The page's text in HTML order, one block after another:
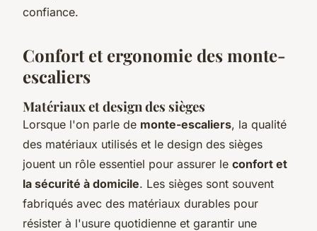
confiance.
Confort et ergonomie des monte-
escaliers
Matériaux et design des sièges
Lorsque l'on parle de monte-escaliers, la qualité
des matériaux utilisés et le design des sièges
jouent un rôle essentiel pour assurer le confort et
la sécurité à domicile. Les sièges sont souvent
fabriqués avec des matériaux durables pour
résister à l'usure quotidienne et garantir une